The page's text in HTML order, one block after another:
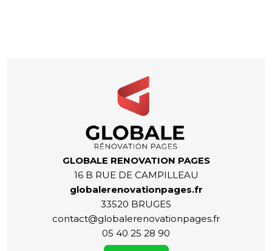
GLOBALE RENOVATION PAGES
16 B RUE DE CAMPILLEAU
globalerenovationpages.fr
33520 BRUGES
contact@globalerenovationpages.fr
05 40 25 28 90